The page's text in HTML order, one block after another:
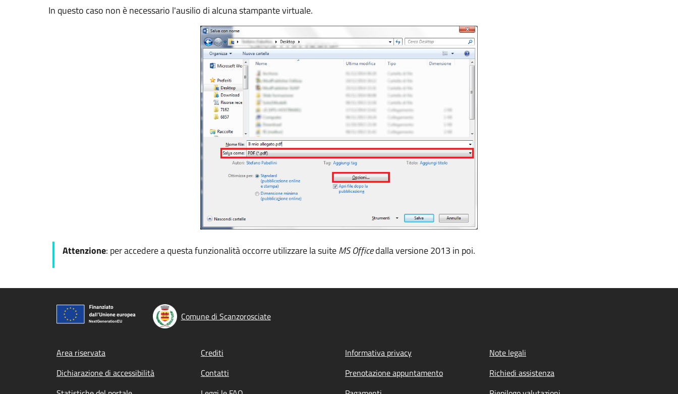
In questo caso non è necessario l'ausilio di alcuna stampante virtuale.
Attenzione: per accedere a questa funzionalità occorre utilizzare la suiteMS Officedalla versione 2013 in poi.
Comune di Scanzorosciate
Footer menu
Area riservata Crediti Informativa privacy
Note legali
Dichiarazione di accessibilità
Contatti Prenotazione appuntamento
Richiedi assistenza